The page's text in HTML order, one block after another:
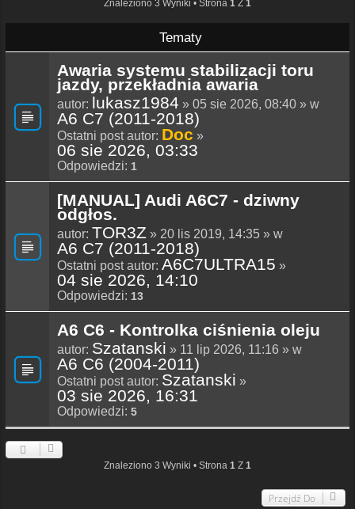
Znaleziono 3 Wyniki • Strona 1 Z 1
Tematy
Awaria systemu stabilizacji toru
jazdy, przekładnia awaria
autor: lukasz1984 » 05 sie 2026, 08:40 » w
A6 C7 (2011-2018)
Ostatni post autor: Doc »
06 sie 2026, 03:33
Odpowiedzi: 1
[MANUAL] Audi A6C7 - dziwny
odgłos.
autor: TOR3Z » 20 lis 2019, 14:35 » w
A6 C7 (2011-2018)
Ostatni post autor: A6C7ULTRA15 »
04 sie 2026, 14:10
Odpowiedzi: 13
A6 C6 - Kontrolka ciśnienia oleju
autor: Szatanski » 11 lip 2026, 11:16 » w
A6 C6 (2004-2011)
Ostatni post autor: Szatanski »
03 sie 2026, 16:31
Odpowiedzi: 5
Znaleziono 3 Wyniki • Strona 1 Z 1
Przejdź Do